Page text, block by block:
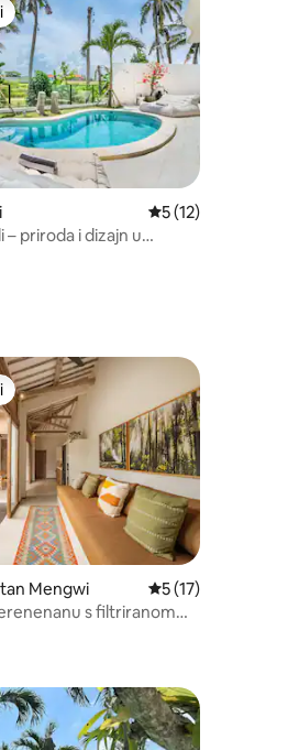
17 Prosječna ocjena:
5 (12)
– priroda i dizajn u
5
Mengwi Prosječna ocjena:
5 (17)
s filtriranom